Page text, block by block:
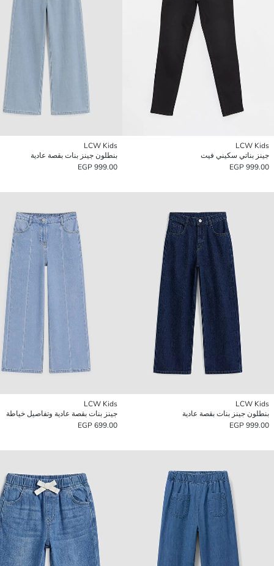
LCW Kids
جينز بناتي سكيني فيت
999.00 EGP
LCW Kids
بنطلون جينز بنات بقصة عادية
999.00 EGP
LCW Kids
بنطلون جينز بنات بقصة عادية
999.00 EGP
LCW Kids
جينز بنات بقصة عادية وتفاصيل خياطة
699.00 EGP